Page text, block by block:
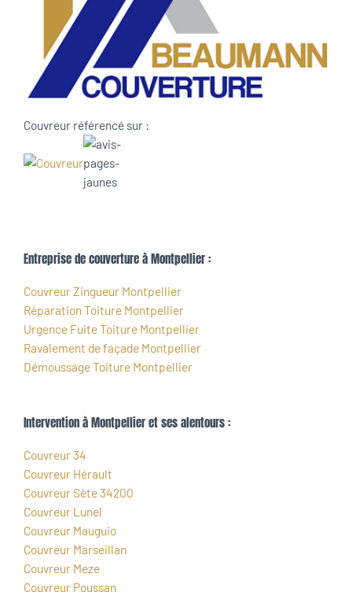
Couvreur référencé sur :
Entreprise de couverture à Montpellier :
Couvreur Zingueur Montpellier
Réparation Toiture Montpellier
Urgence Fuite Toiture Montpellier
Ravalement de façade Montpellier
Démoussage Toiture Montpellier
Intervention à Montpellier et ses alentours :
Couvreur 34
Couvreur Hérault
Couvreur Sète 34200
Couvreur Lunel
Couvreur Mauguio
Couvreur Marseillan
Couvreur Meze
Couvreur Poussan